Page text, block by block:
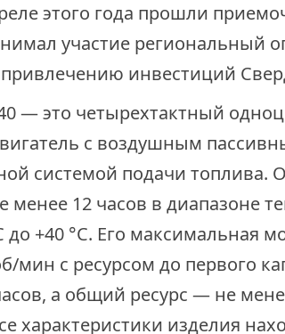
этого года прошли
участие региональный
привлечению инвестиций
— это четырехтактный
с воздушным
системой подачи топлива.
менее 12 часов в диапазоне
до +40 °С. Его максимальная
мин с ресурсом до первого
а общий ресурс — не
характеристики изделия